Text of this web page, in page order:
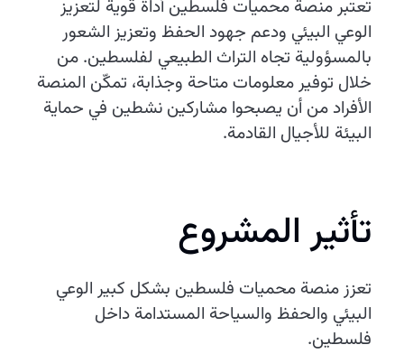
تعتبر منصة محميات فلسطين أداة قوية لتعزيز
الوعي البيئي ودعم جهود الحفظ وتعزيز الشعور
بالمسؤولية تجاه التراث الطبيعي لفلسطين. من
خلال توفير معلومات متاحة وجذابة، تمكّن المنصة
الأفراد من أن يصبحوا مشاركين نشطين في حماية
البيئة للأجيال القادمة.
تأثير المشروع
تعزز منصة محميات فلسطين بشكل كبير الوعي
البيئي والحفظ والسياحة المستدامة داخل
فلسطين.